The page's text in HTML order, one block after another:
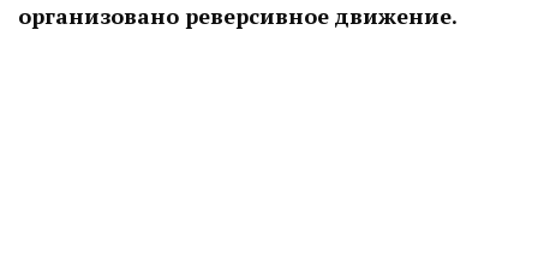
организовано реверсивное движение.